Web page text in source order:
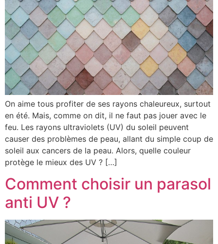
On aime tous profiter de ses rayons chaleureux, surtout
en été. Mais, comme on dit, il ne faut pas jouer avec le
feu. Les rayons ultraviolets (UV) du soleil peuvent
causer des problèmes de peau, allant du simple coup de
soleil aux cancers de la peau. Alors, quelle couleur
protège le mieux des UV ? […]
Comment choisir un parasol
anti UV ?